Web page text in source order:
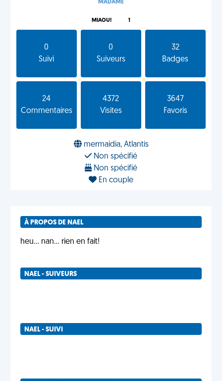
MADAME
MIAOU! 1
0
Suivi
0
Suiveurs
32
Badges
24
Commentaires
4372
Visites
3647
Favoris
mermaidia, Atlantis
Non spécifié
Non spécifié
En couple
À PROPOS DE NAEL
heu... nan... rien en fait!
NAEL - SUIVEURS
NAEL - SUIVI